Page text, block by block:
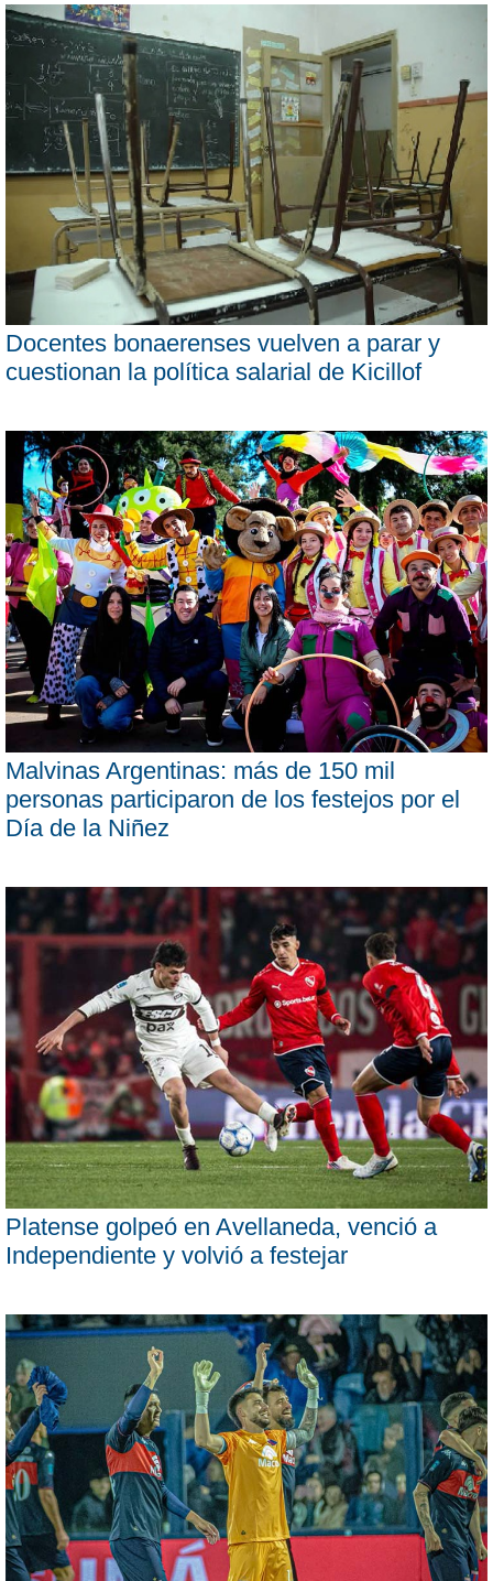
Docentes bonaerenses vuelven a parar y
cuestionan la política salarial de Kicillof
Malvinas Argentinas: más de 150 mil
personas participaron de los festejos por el
Día de la Niñez
Platense golpeó en Avellaneda, venció a
Independiente y volvió a festejar